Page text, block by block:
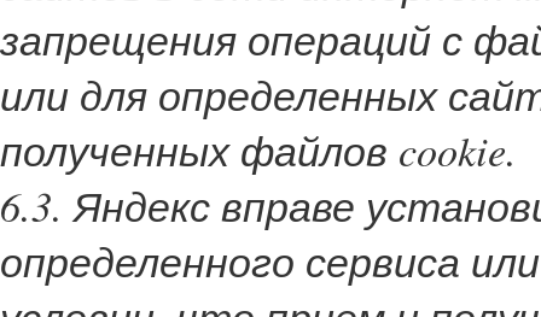
запрещения операций с
или для определенных
полученных файлов cookie.
6.3. Яндекс вправе
определенного сервиса